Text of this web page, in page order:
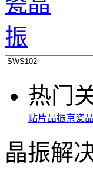
热门
贴片晶振京瓷
晶振解